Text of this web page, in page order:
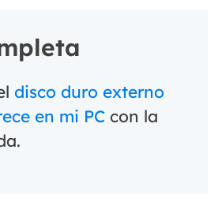
disco duro externo
en mi PCcon la